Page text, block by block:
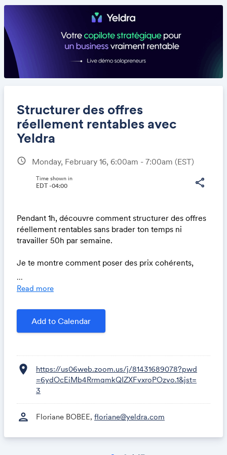
Structurer des offres
réellement rentables avec
Yeldra
schedule Monday, February 16, 6:00am - 7:00am (EST)
share
Time shown in
EDT -04:00
Pendant 1h, découvre comment structurer des offres
réellement rentables sans brader ton temps ni
travailler 50h par semaine.
Je te montre comment poser des prix cohérents,
sans t’éparpiller.
Un live concret, orienté décisions business, pour
aligner rentabilité, charge de travail et stratégie
commerciale.
curieux), avec démonstration de l’outil.
...
Read more
Add to Calendar
location_on
https://us06web.zoom.us/j/81431689078?pwd
=6ydOcEiMb4RrmqmkQIZXFvxroPOzvo.1&jst=
3
person Floriane BOBEE, floriane@yeldra.com